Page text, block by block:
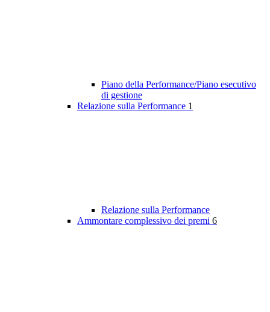
Piano della Performance/Piano esecutivo
di gestione
Relazione sulla Performance 1
Relazione sulla Performance
Ammontare complessivo dei premi 6